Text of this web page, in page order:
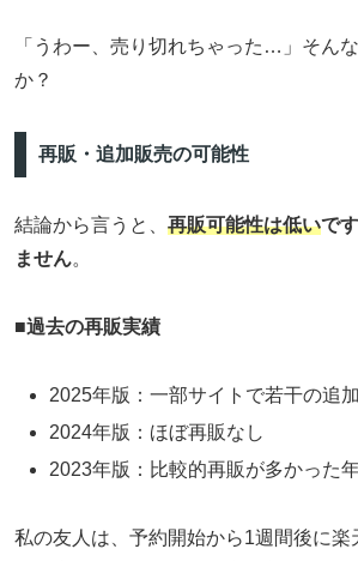
「うわー、売り切れちゃった…」そん
か？
再販・追加販売の可能性
結論から言うと、 再販可能性は低いで
ません。
■過去の再販実績
2025年版：一部サイトで若干の追
2024年版：ほぼ再販なし
2023年版：比較的再販が多かった
私の友人は、予約開始から1週間後に楽